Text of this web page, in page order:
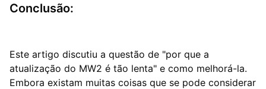
Conclusão:
Este artigo discutiu a questão de "por que a
atualização do MW2 é tão lenta" e como melhorá-la.
Embora existam muitas coisas que se pode considerar